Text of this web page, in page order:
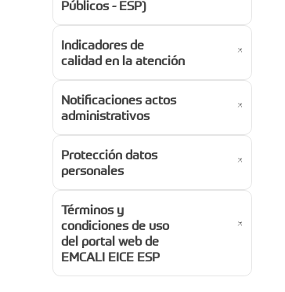
Públicos - ESP)
Indicadores de
calidad en la atención
Notificaciones actos
administrativos
Protección datos
personales
Términos y
condiciones de uso
del portal web de
EMCALI EICE ESP